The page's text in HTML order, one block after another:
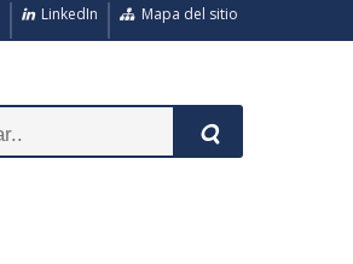
Mapa del sitio
LinkedIn